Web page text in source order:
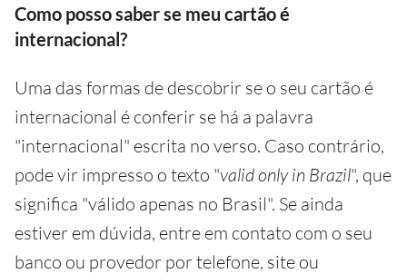
Como posso saber se meu cartão é
internacional?
Uma das formas de descobrir se o seu cartão é
internacional é conferir se há a palavra
"internacional" escrita no verso. Caso contrário,
pode vir impresso o texto "valid only in Brazil", que
significa "válido apenas no Brasil". Se ainda
estiver em dúvida, entre em contato com o seu
banco ou provedor por telefone, site ou